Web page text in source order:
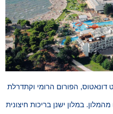
דונאטוס, הפורום הרומי וקתדרלת
במלון ישנן בריכות חיצונית